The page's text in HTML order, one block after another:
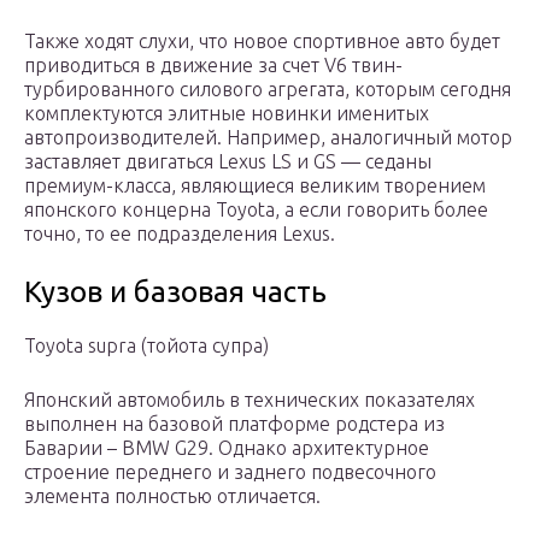
Также ходят слухи, что новое спортивное авто будет
приводиться в движение за счет V6 твин-
турбированного силового агрегата, которым сегодня
комплектуются элитные новинки именитых
автопроизводителей. Например, аналогичный мотор
заставляет двигаться Lexus LS и GS — седаны
премиум-класса, являющиеся великим творением
японского концерна Toyota, а если говорить более
точно, то ее подразделения Lexus.
Кузов и базовая часть
Toyota supra (тойота супра)
Японский автомобиль в технических показателях
выполнен на базовой платформе родстера из
Баварии – BMW G29. Однако архитектурное
строение переднего и заднего подвесочного
элемента полностью отличается.